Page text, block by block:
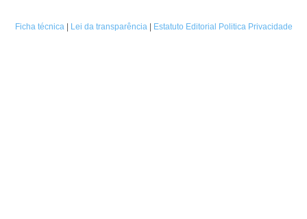
Ficha técnica| Lei da transparência| Estatuto Editorial Politica Privacidade